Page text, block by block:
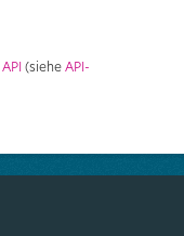
API (siehe API-